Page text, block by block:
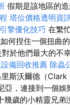
假期是該地區的
塔位價格透明資
擎優化技巧 在繁
何捏住一個扭曲
對於他們最大的不
備回收推薦 除蟲
里斯沃爾德（Clark
亞，連接到一個娛
幾歲的小精靈兄弟